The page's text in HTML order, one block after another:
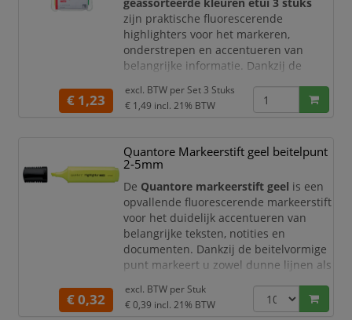
zijn praktische fluorescerende
highlighters voor het markeren,
onderstrepen en accentueren van
belangrijke informatie. Dankzij de
zowel fijne lijnen als brede
markeringen. De set met3
kleuren
helpt u documenten, notities
en studieboeken overzichtelijk te
kleuraccenten.
Etui met 3 geassor
€ 1,23
excl. BTW per Set 3 Stuks
€ 1,49 incl. 21% BTW
Quantore Markeerstift geel beitelpunt
2-5mm
De Quantore markeerstift geel is een
opvallende fluorescerende markeerstift
voor het duidelijk accentueren van
belangrijke teksten, notities en
documenten. Dankzij de beitelvormige
punt markeert u zowel dunne lijnen als
highlighter ideaal is voor studie,
kantoor, administratie en dagelijks
€ 0,32
excl. BTW per Stuk
€ 0,39 incl. 21% BTW